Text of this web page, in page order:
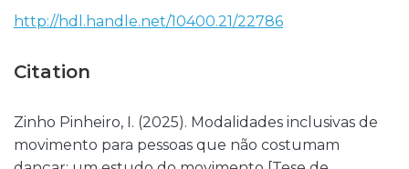
http://hdl.handle.net/10400.21/22786
Citation
Zinho Pinheiro, I. (2025). Modalidades inclusivas de
movimento para pessoas que não costumam